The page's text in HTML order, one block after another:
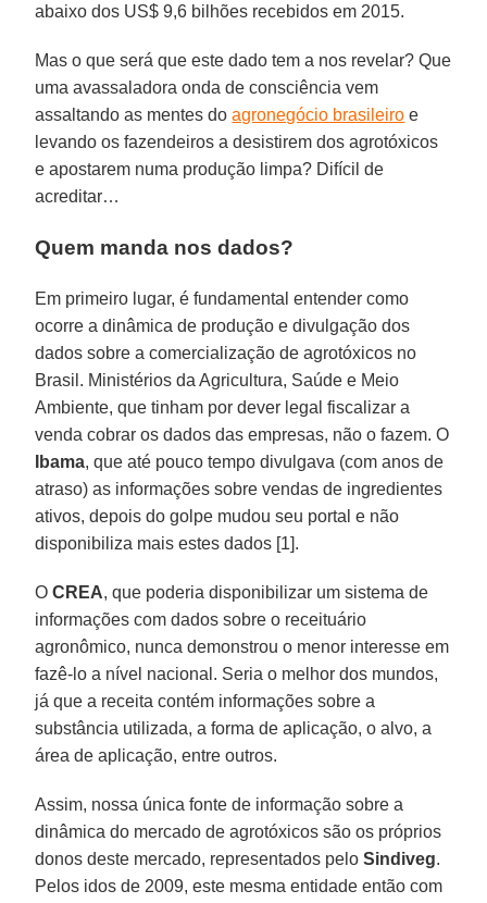
abaixo dos US$ 9,6 bilhões recebidos em 2015.
Mas o que será que este dado tem a nos revelar? Que
uma avassaladora onda de consciência vem
assaltando as mentes doagronegócio brasileiro e
levando os fazendeiros a desistirem dos agrotóxicos
e apostarem numa produção limpa? Difícil de
acreditar…
Quem manda nos dados?
Em primeiro lugar, é fundamental entender como
ocorre a dinâmica de produção e divulgação dos
dados sobre a comercialização de agrotóxicos no
Brasil. Ministérios da Agricultura, Saúde e Meio
Ambiente, que tinham por dever legal fiscalizar a
venda cobrar os dados das empresas, não o fazem. O
Ibama, que até pouco tempo divulgava (com anos de
atraso) as informações sobre vendas de ingredientes
ativos, depois do golpe mudou seu portal e não
disponibiliza mais estes dados [1].
OCREA, que poderia disponibilizar um sistema de
informações com dados sobre o receituário
agronômico, nunca demonstrou o menor interesse em
fazê-lo a nível nacional. Seria o melhor dos mundos,
já que a receita contém informações sobre a
substância utilizada, a forma de aplicação, o alvo, a
área de aplicação, entre outros.
Assim, nossa única fonte de informação sobre a
dinâmica do mercado de agrotóxicos são os próprios
donos deste mercado, representados peloSindiveg.
Pelos idos de 2009, este mesma entidade então com